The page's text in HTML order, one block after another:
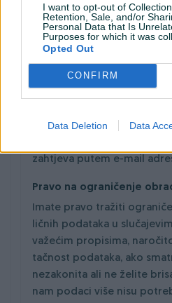
I want to opt-out of
Retention, Sale, and/or
Personal Data that Is
Purposes for which it was
Opted Out
CONFIRM
Data Deletion Data
obrađujemo, a svoje
Vašem korisničkom profilu.
Pravo na ispravku podataka
Važno je da imate tačne
adrese ili drugih podataka,
zahtjeva putem e-mail
Pravo na ograničenje
Imate pravo tražiti
ličnih podataka u
važećim propisima,
tačnost podataka, ako
nezakonita ali ne želite
nam podaci više nisu